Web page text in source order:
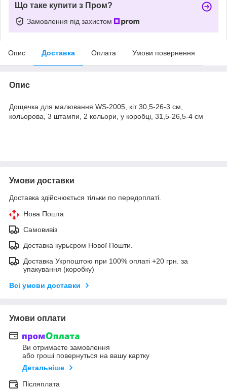
Що таке купити з Пром?
Замовлення під захистом
Опис Доставка Оплата Умови повернення
Опис
Дощечка для малювання WS-2005, кіт 30,5-26-3 см,
кольорова, 3 штампи, 2 кольори, у коробці, 31,5-26,5-4 см
Умови доставки
Доставка здійснюється тільки по передоплаті.
Нова Пошта
Самовивіз
Доставка курьєром Нової Пошти.
Доставка Укрпоштою при 100% оплаті +20 грн. за
упакування (коробку)
Всі умови доставки
Умови оплати
Ви отримаєте замовлення
або гроші повернуться на вашу картку
Детальніше
Післяплата